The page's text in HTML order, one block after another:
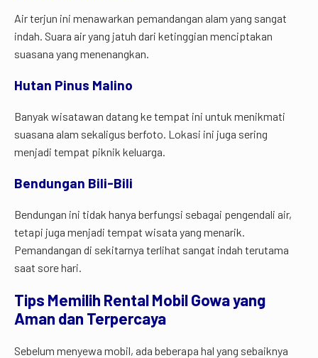
Air terjun ini menawarkan pemandangan alam yang sangat
indah. Suara air yang jatuh dari ketinggian menciptakan
suasana yang menenangkan.
Hutan Pinus Malino
Banyak wisatawan datang ke tempat ini untuk menikmati
suasana alam sekaligus berfoto. Lokasi ini juga sering
menjadi tempat piknik keluarga.
Bendungan Bili-Bili
Bendungan ini tidak hanya berfungsi sebagai pengendali air,
tetapi juga menjadi tempat wisata yang menarik.
Pemandangan di sekitarnya terlihat sangat indah terutama
saat sore hari.
Tips Memilih RentalMobilGowayang
Aman dan Terpercaya
Sebelum menyewa mobil, ada beberapa hal yang sebaiknya